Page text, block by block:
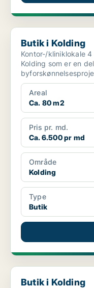
Butik i Kolding
Butik i Kolding
Kontor-/kliniklokale
Kolding som er en
indflytni...
Areal
Ca. 80 m2
Pris pr. md.
Ca. 6.500 pr md
Område
Kolding
Type
Butik
Butik i Kolding
Butik i Kolding